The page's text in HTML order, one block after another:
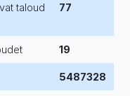
taloud
77
19
5487328